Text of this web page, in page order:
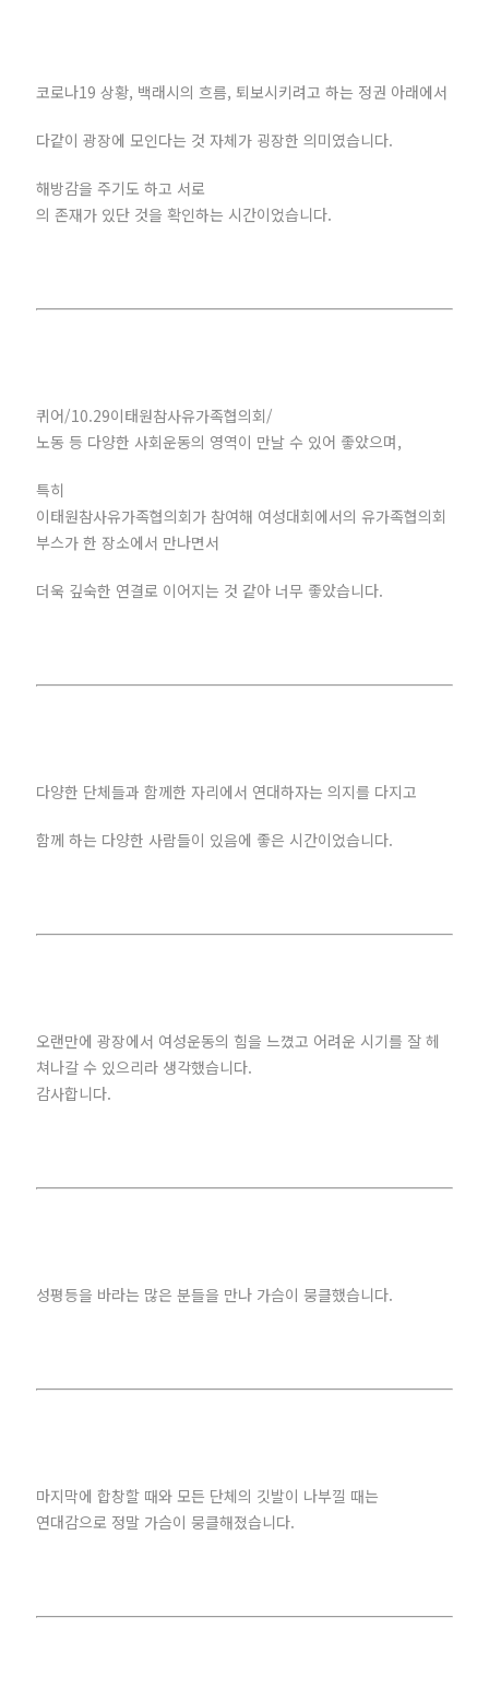
코로나19 상황, 백래시의 흐름, 퇴보시키려고 하는 정권 아래에서
다같이 광장에 모인다는 것 자체가 굉장한 의미였습니다.
해방감을 주기도 하고 서로
의 존재가 있단 것을 확인하는 시간이었습니다.
퀴어/10.29이태원참사유가족협의회/
노동 등 다양한 사회운동의 영역이 만날 수 있어 좋았으며,
특히
이태원참사유가족협의회가 참여해 여성대회에서의 유가족협의회
부스가 한 장소에서 만나면서
더욱 깊숙한 연결로 이어지는 것 같아 너무 좋았습니다.
다양한 단체들과 함께한 자리에서 연대하자는 의지를 다지고
함께 하는 다양한 사람들이 있음에 좋은 시간이었습니다.
오랜만에 광장에서 여성운동의 힘을 느꼈고 어려운 시기를 잘 헤
쳐나갈 수 있으리라 생각했습니다.
감사합니다.
성평등을 바라는 많은 분들을 만나 가슴이 뭉클했습니다.
마지막에 합창할 때와 모든 단체의 깃발이 나부낄 때는
연대감으로 정말 가슴이 뭉클해졌습니다.